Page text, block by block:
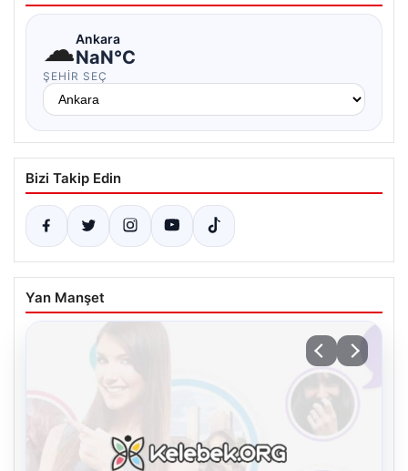
☁Ankara
NaN°C
ŞEHIR SEÇ
Bizi Takip Edin
Yan Manşet